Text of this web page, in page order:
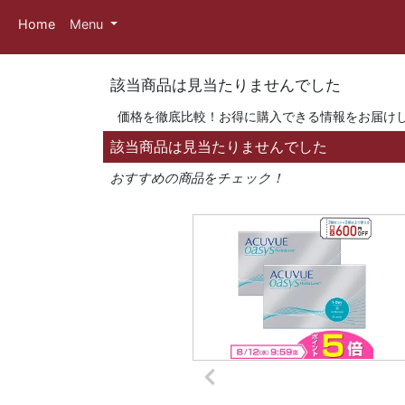
Home Menu
該当商品は見当たりませんでした
価格を徹底比較！お得に購入できる情報をお届け
該当商品は見当たりませんでした
おすすめの商品をチェック！